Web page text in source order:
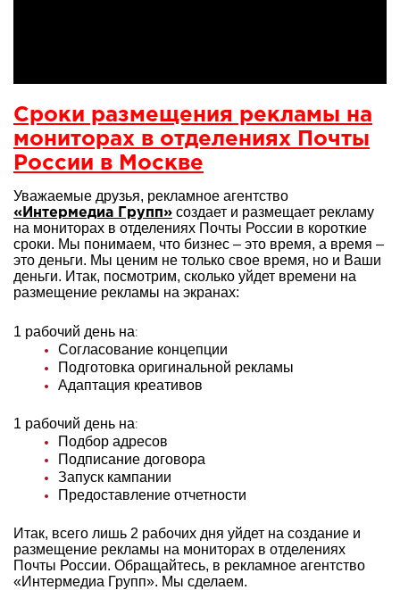
Сроки размещения рекламы на
мониторах в отделениях Почты
России в Москве
Уважаемые друзья, рекламное агентство
«Интермедиа Групп» создает и размещает рекламу
на мониторах в отделениях Почты России в короткие
сроки. Мы понимаем, что бизнес – это время, а время –
это деньги. Мы ценим не только свое время, но и Ваши
деньги. Итак, посмотрим, сколько уйдет времени на
размещение рекламы на экранах:
1 рабочий день на:
Согласование концепции
Подготовка оригинальной рекламы
Адаптация креативов
1 рабочий день на:
Подбор адресов
Подписание договора
Запуск кампании
Предоставление отчетности
Итак, всего лишь 2 рабочих дня уйдет на создание и
размещение рекламы на мониторах в отделениях
Почты России. Обращайтесь, в рекламное агентство
«Интермедиа Групп». Мы сделаем.